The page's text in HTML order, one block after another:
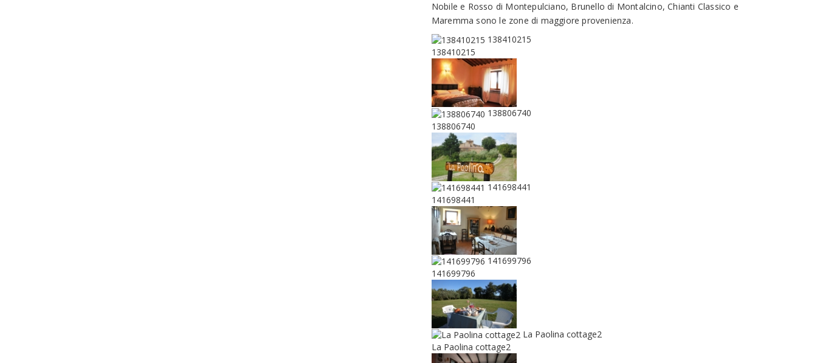
Nobile e Rosso di Montepulciano, Brunello di Montalcino, Chianti Classico e
Maremma sono le zone di maggiore provenienza.
138410215
138410215
138806740
138806740
141698441
141698441
141699796
141699796
La Paolina cottage2
La Paolina cottage2